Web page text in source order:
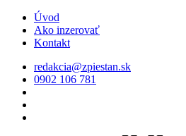
Úvod
Ako inzerovať
Kontakt
redakcia@zpiestan.sk
0902 106 781